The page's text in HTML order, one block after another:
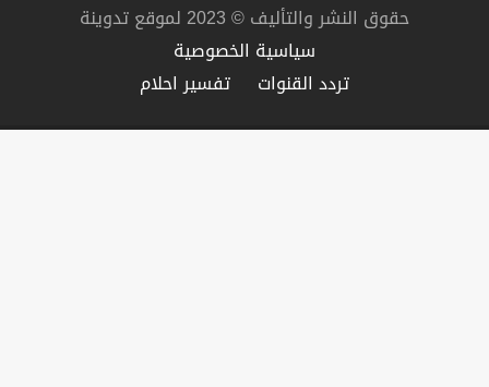
حقوق النشر والتأليف © 2023 لموقع تدوينة
سياسية الخصوصية
تردد القنوات
تفسير احلام